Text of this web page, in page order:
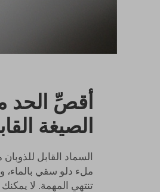
أقصِّ الحد
الصيغة
السماد القابل
ملء دلو سقي بالماء،
تنتهي المهمة. لا